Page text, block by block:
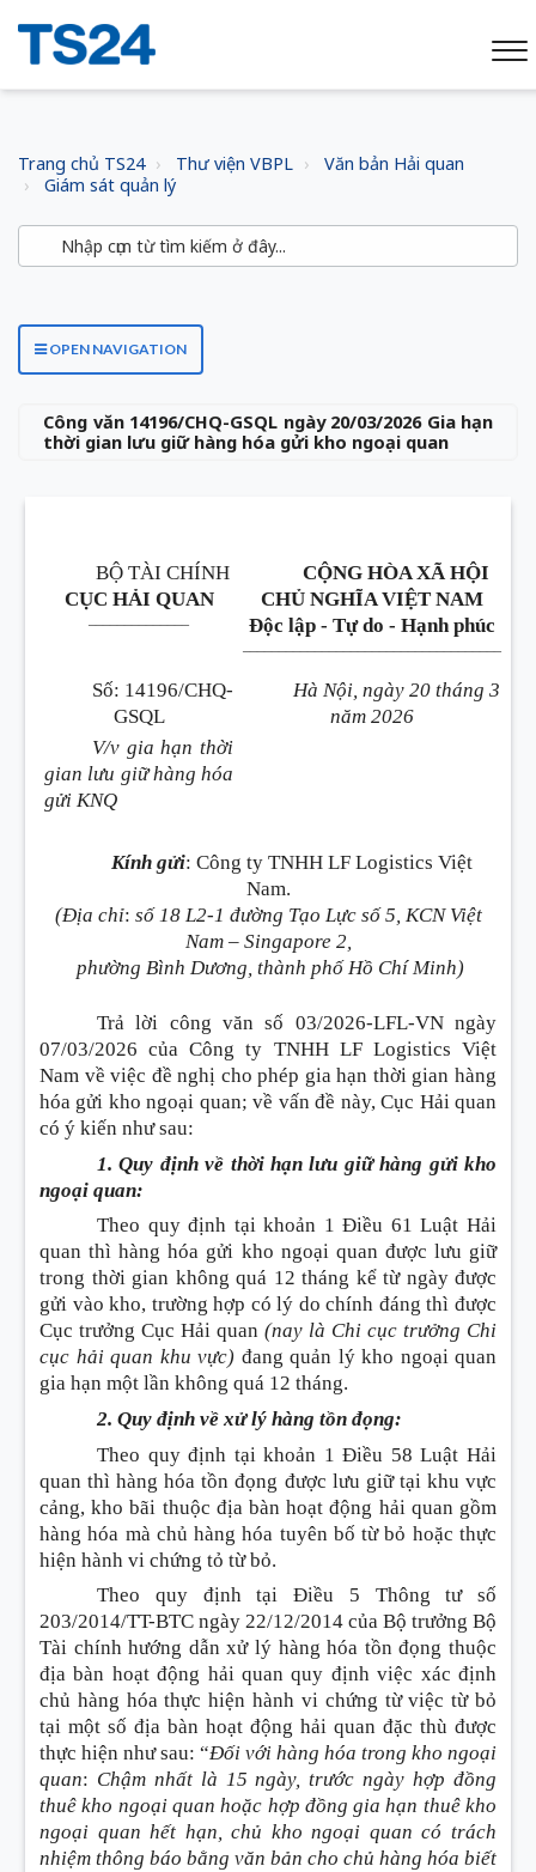
Trang chủ TS24 Thư viện VBPL
Văn bản Hải quan
Giám sát quản lý
OPEN NAVIGATION
Công văn 14196/CHQ-GSQL ngày 20/03/2026 Gia hạn
thời gian lưu giữ hàng hóa gửi kho ngoại quan
BỘ TÀI CHÍNH
CỤC HẢI QUAN
CỘNG HÒA XÃ HỘI
CHỦ NGHĨA VIỆT NAM
Độc lập - Tự do - Hạnh phúc
Số: 14196/CHQ-
GSQL
V/v gia hạn thời
gian lưu giữ hàng hóa
gửi KNQ
Hà Nội, ngày 20 tháng 3
năm 2026
Kính gửi: Công ty TNHH LF Logistics Việt
Nam.
(Địa chỉ: số 18 L2-1 đường Tạo Lực số 5, KCN Việt
Nam – Singapore 2,
phường Bình Dương, thành phố Hồ Chí Minh)
Trả lời công văn số 03/2026-LFL-VN ngày
07/03/2026 của Công ty TNHH LF Logistics Việt
Nam về việc đề nghị cho phép gia hạn thời gian hàng
hóa gửi kho ngoại quan; về vấn đề này, Cục Hải quan
có ý kiến như sau:
1. Quy định về thời hạn lưu giữ hàng gửi kho
ngoại quan:
Theo quy định tại khoản 1 Điều 61 Luật Hải
quan thì hàng hóa gửi kho ngoại quan được lưu giữ
trong thời gian không quá 12 tháng kể từ ngày được
gửi vào kho, trường hợp có lý do chính đáng thì được
Cục trưởng Cục Hải quan (nay là Chi cục trưởng Chi
cục hải quan khu vực) đang quản lý kho ngoại quan
gia hạn một lần không quá 12 tháng.
2. Quy định về xử lý hàng tồn đọng:
Theo quy định tại khoản 1 Điều 58 Luật Hải
quan thì hàng hóa tồn đọng được lưu giữ tại khu vực
cảng, kho bãi thuộc địa bàn hoạt động hải quan gồm
hàng hóa mà chủ hàng hóa tuyên bố từ bỏ hoặc thực
hiện hành vi chứng tỏ từ bỏ.
Theo quy định tại Điều 5 Thông tư số
203/2014/TT-BTC ngày 22/12/2014 của Bộ trưởng Bộ
Tài chính hướng dẫn xử lý hàng hóa tồn đọng thuộc
địa bàn hoạt động hải quan quy định việc xác định
chủ hàng hóa thực hiện hành vi chứng từ việc từ bỏ
tại một số địa bàn hoạt động hải quan đặc thù được
thực hiện như sau: “Đối với hàng hóa trong kho ngoại
quan: Chậm nhất là 15 ngày, trước ngày hợp đồng
thuê kho ngoại quan hoặc hợp đồng gia hạn thuê kho
ngoại quan hết hạn, chủ kho ngoại quan có trách
nhiệm thông báo bằng văn bản cho chủ hàng hóa biết